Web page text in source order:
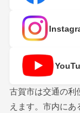
古賀市は交通の利
えます。市内に